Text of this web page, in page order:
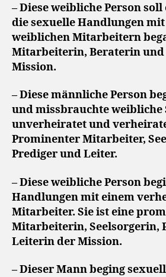
– Diese weibliche Person soll
die sexuelle Handlungen
weiblichen Mitarbeitern
Mitarbeiterin, Beraterin
Mission.
– Diese männliche Person
und missbrauchte weibliche
unverheiratet und
Prominenter Mitarbeiter,
Prediger und Leiter.
– Diese weibliche Person
Handlungen mit einem
Mitarbeiter. Sie ist eine
Mitarbeiterin, Seelsorgerin,
Leiterin der Mission.
– Dieser Mann beging